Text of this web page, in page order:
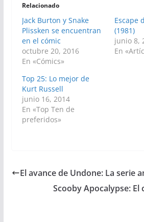
Relacionado
Jack Burton y Snake
Plissken se encuentran
en el cómic
octubre 20, 2016
En «Cómics»
Escape
(1981)
junio 8,
En
Top 25: Lo mejor de
Kurt Russell
junio 16, 2014
En «Top Ten de
preferidos»
El avance de Undone: La serie
Scooby Apocalypse: El